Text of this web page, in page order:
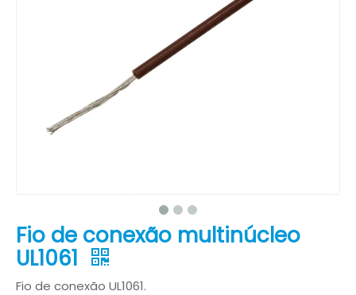
Fio de conexão multinúcleo
UL1061
Fio de conexão UL1061.